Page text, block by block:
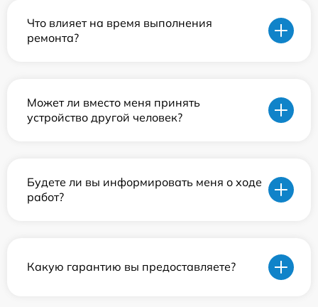
Что влияет на время выполнения
ремонта?
Может ли вместо меня принять
устройство другой человек?
Будете ли вы информировать меня о ходе
работ?
Какую гарантию вы предоставляете?